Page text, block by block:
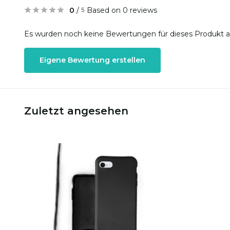
0 / 5 Based on 0 reviews
Es wurden noch keine Bewertungen für dieses Produkt
Eigene Bewertung erstellen
Zuletzt angesehen